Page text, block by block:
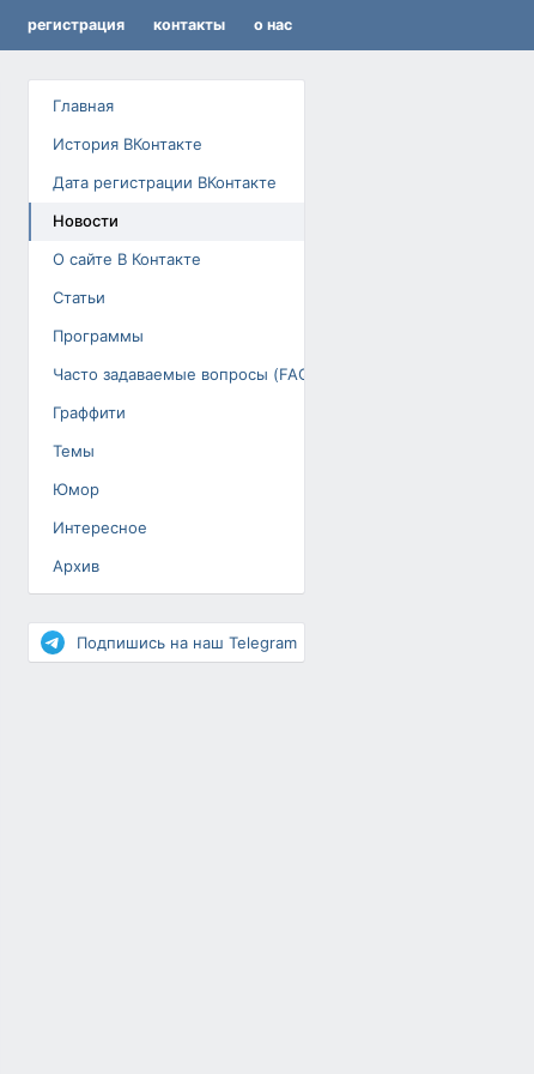
регистрация контакты о нас
Главная
История ВКонтакте
Дата регистрации ВКонтакте
Новости
О сайте В Контакте
Статьи
Программы
Часто задаваемые вопросы (FAQ)
Граффити
Темы
Юмор
Интересное
Архив
Повышение рейтинга
Подпишись на наш Telegram